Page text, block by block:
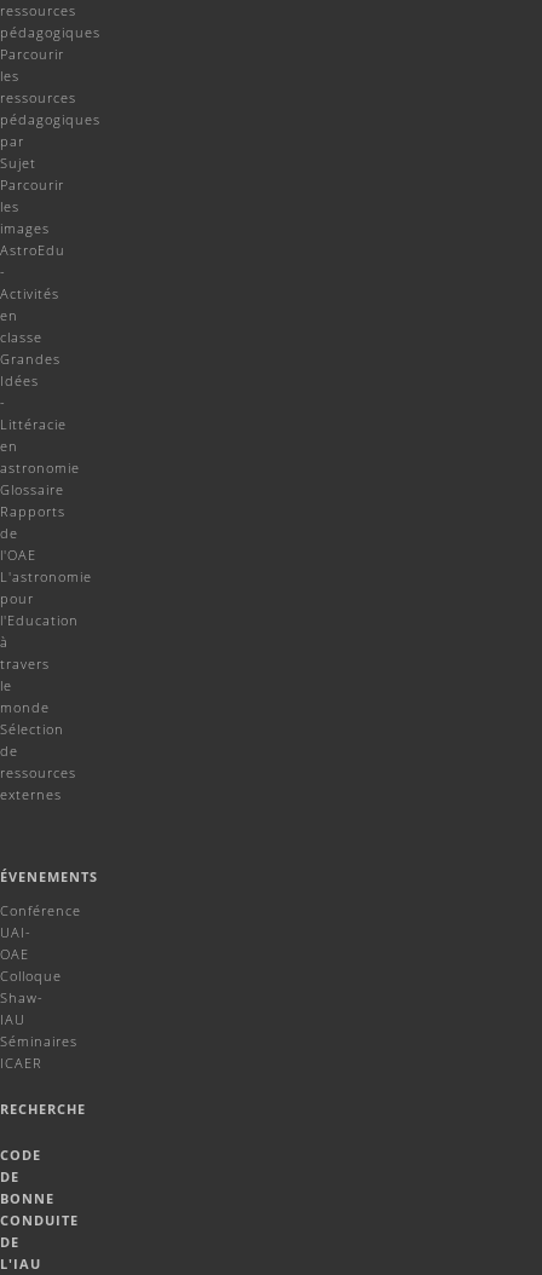
ressources
pédagogiques
Parcourir
les
ressources
pédagogiques
par
Sujet
Parcourir
les
images
AstroEdu
-
Activités
en
classe
Grandes
Idées
-
Littéracie
en
astronomie
Glossaire
Rapports
de
l'OAE
L'astronomie
pour
l'Education
à
travers
le
monde
Sélection
de
ressources
externes
ÉVENEMENTS
Conférence
UAI-
OAE
Colloque
Shaw-
IAU
Séminaires
ICAER
RECHERCHE
CODE
DE
BONNE
CONDUITE
DE
L'IAU